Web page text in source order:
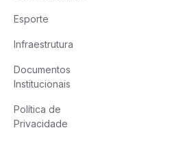
Esporte
Infraestrutura
Documentos
Institucionais
Política de
Privacidade